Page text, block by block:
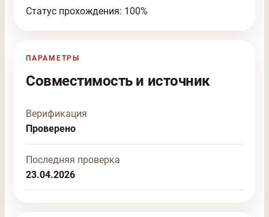
Статус прохождения: 100%
ПАРАМЕТРЫ
Совместимость и источник
Верификация
Проверено
Последняя проверка
23.04.2026